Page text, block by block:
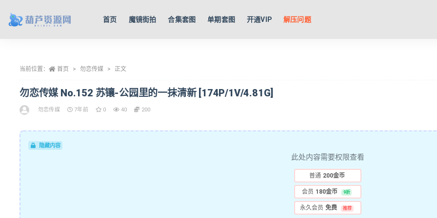
首页 魔镜街拍 合集套图 单期套图 开通VIP 解压问题
当前位置： 首页 勿恋传媒 正文
勿恋传媒 No.152 苏镶-公园里的一抹清新 [174P/1V/4.81G]
勿恋传媒 7年前 0 40 200
隐藏内容
此处内容需要权限查看
普通 200金币
会员 180金币 9折
永久会员 免费 推荐
全部